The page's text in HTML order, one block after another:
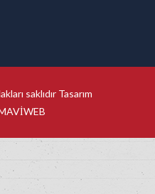
saklıdır Tasarım